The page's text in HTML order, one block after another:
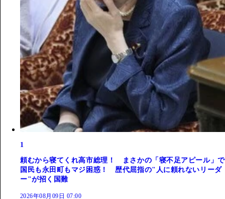
1
頼むから寝てくれ高市総理！ まさかの「寝不足アピール」で
国民も永田町もマジ困惑！ 歴代屈指の"人に頼れないリーダ
ー"が招く国難
2026年08月09日 07:00